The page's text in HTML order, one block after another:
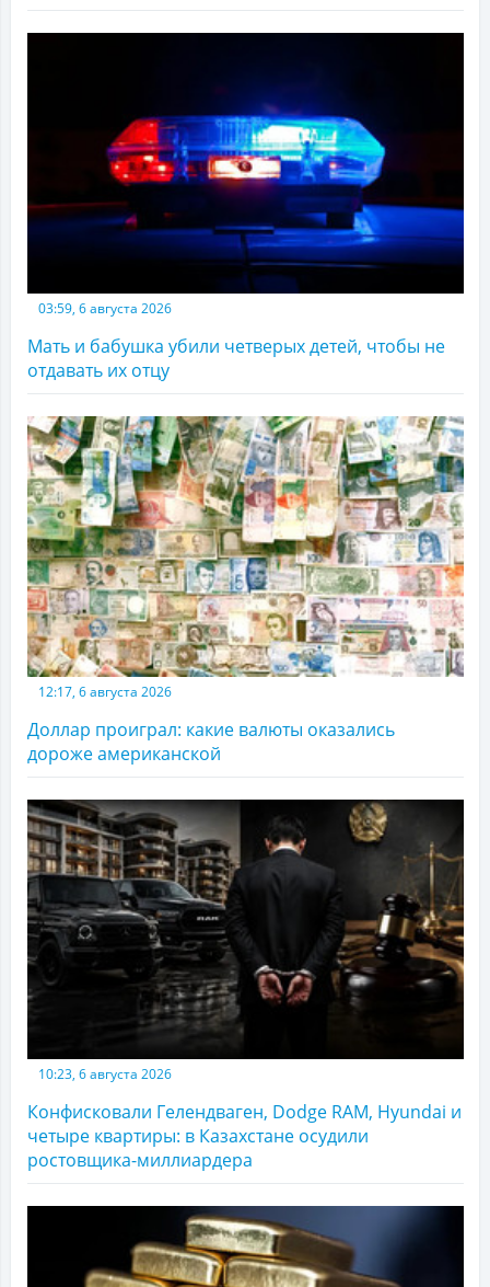
03:59, 6 августа 2026
Мать и бабушка убили четверых детей, чтобы не
отдавать их отцу
12:17, 6 августа 2026
Доллар проиграл: какие валюты оказались
дороже американской
10:23, 6 августа 2026
Конфисковали Гелендваген, Dodge RAM, Hyundai и
четыре квартиры: в Казахстане осудили
ростовщика-миллиардера